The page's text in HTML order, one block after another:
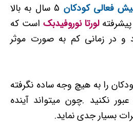
فعالی کودکان
5 سال به بالا
لورتا نوروفیدبک است که
و در زمانی کم به صورت موثر
را به هیچ وجه ساده نگرفته
نکنید .چون میتواند آینده
بسیار جدی نماید.